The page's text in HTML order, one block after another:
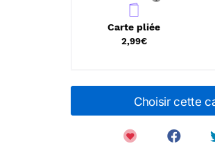
Carte pliée
2,99€
Choisir cette